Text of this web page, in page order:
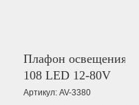
Плафон освещения
108 LED 12-80V
Артикул: AV-3380